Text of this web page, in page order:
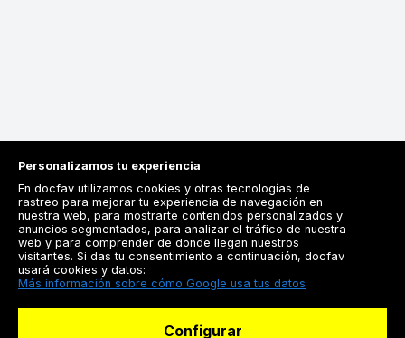
Registrarse
Docfav
Personalizamos tu experiencia
En docfav utilizamos cookies y otras tecnologías de
rastreo para mejorar tu experiencia de navegación en
nuestra web, para mostrarte contenidos personalizados y
anuncios segmentados, para analizar el tráfico de nuestra
web y para comprender de donde llegan nuestros
visitantes. Si das tu consentimiento a continuación, docfav
usará cookies y datos:
Más información sobre cómo Google usa tus datos
Configurar